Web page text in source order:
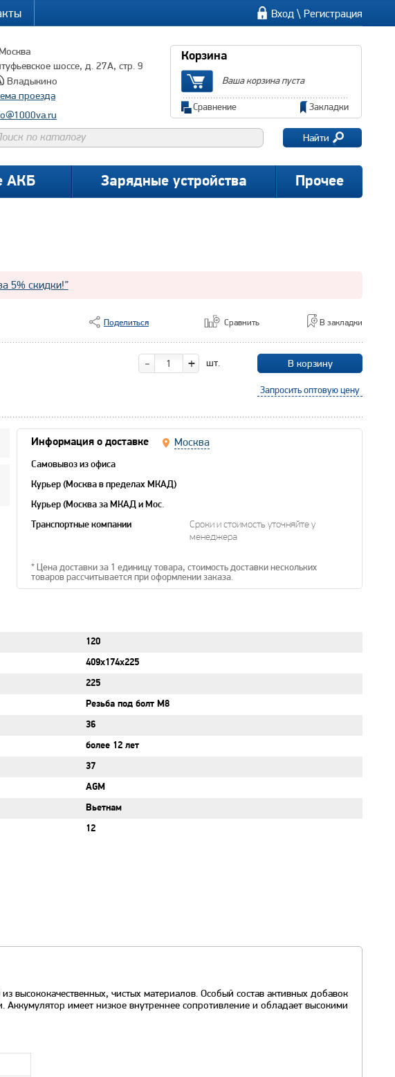
Вход \ Регистрация
шоссе, д. 27А, стр. 9
Владыкино
проезда
Корзина
Ваша корзина пуста
Сравнение Закладки
Найти
АКБ Зарядные устройства Прочее
5% скидки!”
Поделиться Сравнить В закладки
- + шт. В корзину
Запросить оптовую цену
Информация о доставке Москва
Самовывоз из офиса
Курьер (Москва в пределах МКАД)
Курьер (Москва за МКАД и Мос.
Транспортные компании
Сроки и стоимость уточняйте у
менеджера
* Цена доставки за 1 единицу товара, стоимость доставки нескольких
товаров рассчитывается при оформлении заказа.
120
409x174x225
225
Резьба под болт М8
36
более 12 лет
37
AGM
Вьетнам
12
высококачественных, чистых материалов. Особый состав активных добавок
имеет низкое внутреннее сопротивление и обладает высокими